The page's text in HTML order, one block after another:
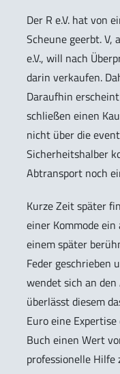
Der R e.V. hat von
Scheune geerbt. V,
e.V., will nach
darin verkaufen.
Daraufhin
schließen einen
nicht über die
Sicherheitshalber
Abtransport noch
Kurze Zeit später
einer Kommode
einem später
Feder geschrieben
wendet sich an
überlässt diesem
Euro eine
Buch einen Wert
professionelle Hilfe